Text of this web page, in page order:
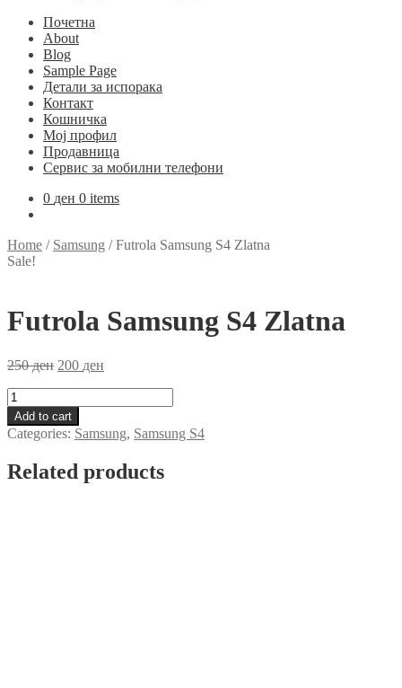
Почетна
About
Blog
Sample Page
Детали за испорака
Контакт
Кошничка
Мој профил
Продавница
Сервис за мобилни телефони
0 ден 0 items
Home / Samsung /Futrola Samsung S4 Zlatna
Sale!
Futrola Samsung S4 Zlatna
250ден 200 ден
Futrola
Samsung
S4
Zlatna
Add to cart
Categories: Samsung, Samsung S4
Related products